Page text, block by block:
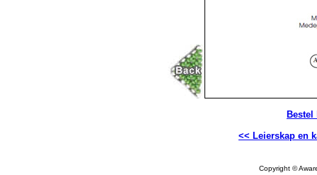
<< Leierskap en
Copyright ©